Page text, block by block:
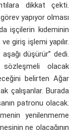
dikkat çekti.
yapıyor olması
işçilerin kıdeminin
giriş işlemi yapılır.
düşürür” dedi.
olacak
belirten Ağar
çalışanlar. Burada
patronu olacak.
yenilenmeme
ne olacağının